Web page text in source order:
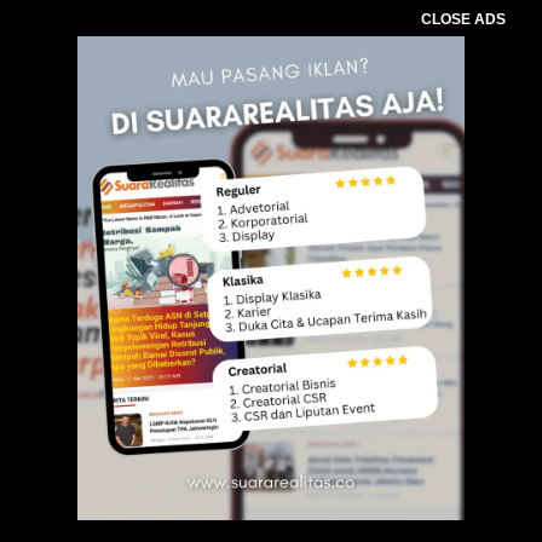
CLOSE ADS